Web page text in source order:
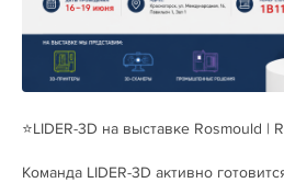
⭐️LIDER-3D на выставке Rosmould |
Команда LIDER-3D активно